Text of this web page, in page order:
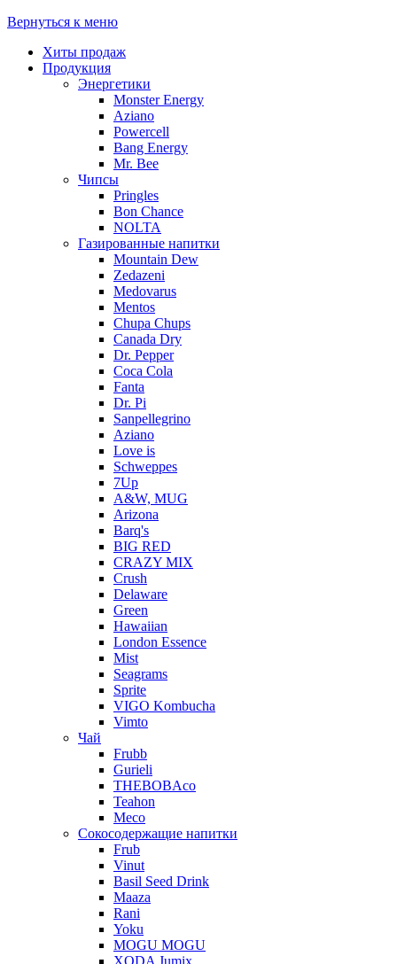
Вернуться к меню
Хиты продаж
Продукция
Энергетики
Monster Energy
Aziano
Powercell
Bang Energy
Mr. Bee
Чипсы
Pringles
Bon Chance
NOLTA
Газированные напитки
Mountain Dew
Zedazeni
Medovarus
Mentos
Chupa Chups
Canada Dry
Dr. Pepper
Coca Cola
Fanta
Dr. Pi
Sanpellegrino
Aziano
Love is
Schweppes
7Up
A&W, MUG
Arizona
Barq's
BIG RED
CRAZY MIX
Crush
Delaware
Green
Hawaiian
London Essence
Mist
Seagrams
Sprite
VIGO Kombucha
Vimto
Чай
Frubb
Gurieli
THEBOBAco
Teahon
Meco
Сокосодержащие напитки
Frub
Vinut
Basil Seed Drink
Maaza
Rani
Yoku
MOGU MOGU
XODA Jumix